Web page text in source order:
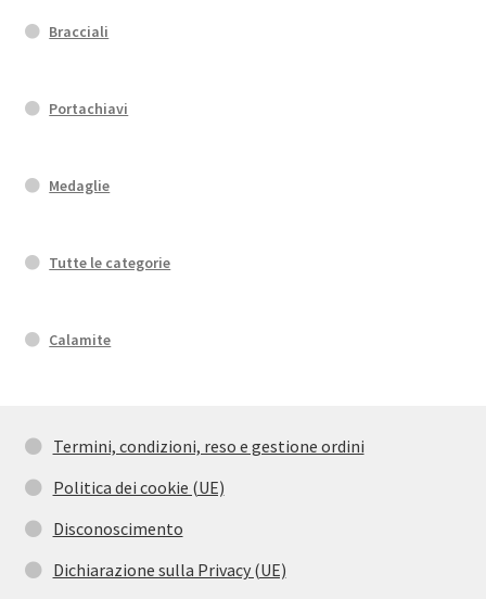
Bracciali
Portachiavi
Medaglie
Tutte le categorie
Calamite
Termini, condizioni, reso e gestione ordini
Politica dei cookie (UE)
Disconoscimento
Dichiarazione sulla Privacy (UE)